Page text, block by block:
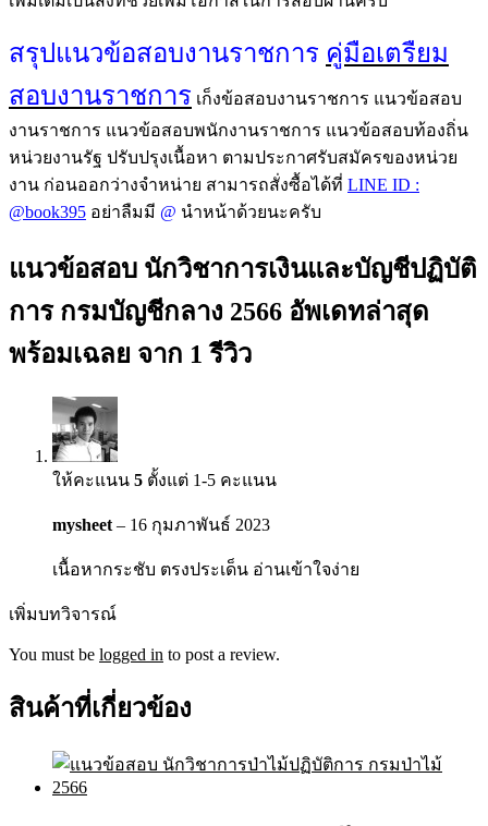
สรุปแนวข้อสอบงานราชการ คู่มือเตรืยม
สอบงานราชการ เก็งข้อสอบงานราชการ แนวข้อสอบ
งานราชการ แนวข้อสอบพนักงานราชการ แนวข้อสอบท้องถิ่น
หน่วยงานรัฐ ปรับปรุงเนื้อหา ตามประกาศรับสมัครของหน่วย
งาน ก่อนออกว่างจำหน่าย สามารถสั่งซื้อได้ที่ LINE ID :
@book395 อย่าลืมมี @ นำหน้าด้วยนะครับ
แนวข้อสอบ นักวิชาการเงินและบัญชีปฏิบัติ
การ กรมบัญชีกลาง 2566 อัพเดทล่าสุด
พร้อมเฉลย จาก 1 รีวิว
ให้คะแนน 5 ตั้งแต่ 1-5 คะแนน
mysheet – 16 กุมภาพันธ์ 2023
เนื้อหากระชับ ตรงประเด็น อ่านเข้าใจง่าย
เพิ่มบทวิจารณ์
You must be logged in to post a review.
สินค้าที่เกี่ยวข้อง